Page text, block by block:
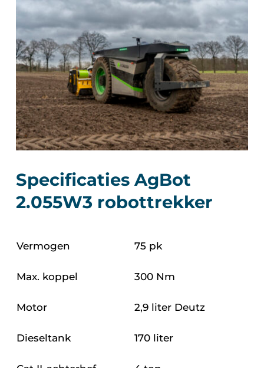
Specificaties AgBot
2.055W3 robottrekker
Vermogen 75 pk
Max. koppel 300 Nm
Motor 2,9 liter Deutz
Dieseltank 170 liter